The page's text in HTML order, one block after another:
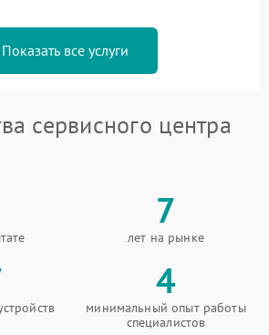
Показать все услуги
сервисного центра
7
лет на рынке
4
минимальный опыт работы
специалистов